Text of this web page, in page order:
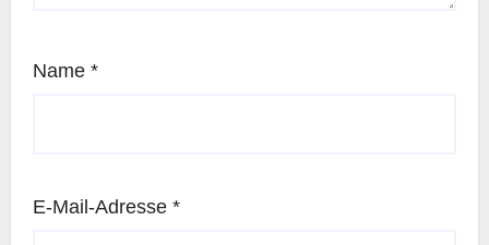
Name *
E-Mail-Adresse *